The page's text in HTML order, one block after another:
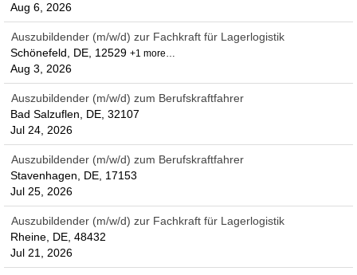
Aug 6, 2026
Auszubildender (m/w/d) zur Fachkraft für Lagerlogistik
Schönefeld, DE, 12529 +1 more…
Aug 3, 2026
Auszubildender (m/w/d) zum Berufskraftfahrer
Bad Salzuflen, DE, 32107
Jul 24, 2026
Auszubildender (m/w/d) zum Berufskraftfahrer
Stavenhagen, DE, 17153
Jul 25, 2026
Auszubildender (m/w/d) zur Fachkraft für Lagerlogistik
Rheine, DE, 48432
Jul 21, 2026